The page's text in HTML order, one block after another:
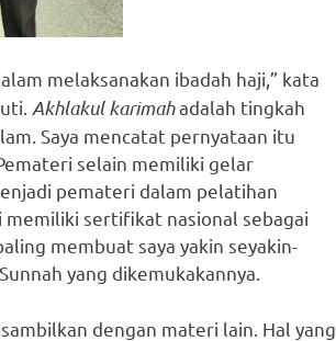
melaksanakan ibadah haji,” kata
Akhlakul karimahadalah tingkah
Saya mencatat pernyataan itu
selain memiliki gelar
pemateri dalam pelatihan
memiliki sertifikat nasional sebagai
membuat saya yakin seyakin-
yang dikemukakannya.
dengan materi lain. Hal yang